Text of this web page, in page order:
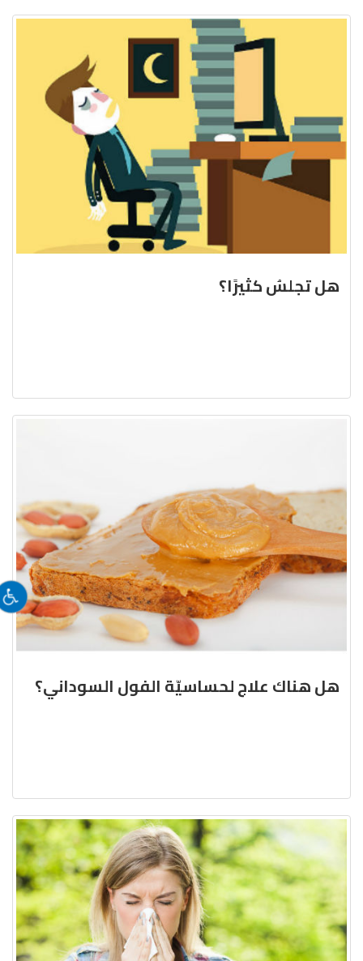
هل تجلسُ كثيرًا؟
هل هناك علاج لحساسيّة الفول السوداني؟